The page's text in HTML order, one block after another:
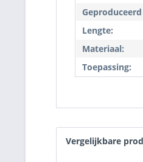
Lengte:
Materiaal:
Toepassing:
Vergelijkbare